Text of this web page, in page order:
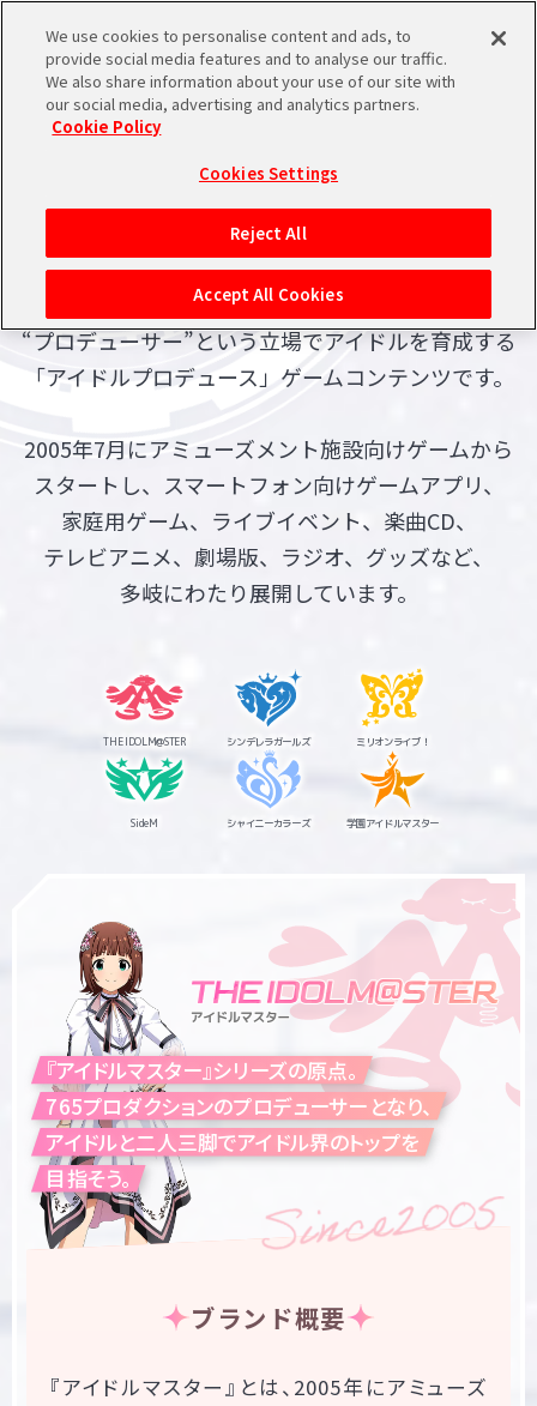
スケジュール 検索
バンダイナムコIDで
アイドルマスター ポータルへの登録について
シリアルコード・
あいことば
活動履歴
閲覧履歴・購入履歴 Pレポ
チェックイン お気に入り
マイスケジュール メモ
マイデスク設定変更 バンダイナムコID Link設定
ABOUT
『アイドルマスター』シリーズは、プレーヤーが
“プロデューサー”という立場でアイドルを育成する
「アイドルプロデュース」ゲームコンテンツです。
2005年7月にアミューズメント施設向けゲームから
スタートし、スマートフォン向けゲームアプリ、
家庭用ゲーム、ライブイベント、楽曲CD、
テレビアニメ、劇場版、ラジオ、グッズなど、
多岐にわたり展開しています。
THE IDOLM@STER シンデレラガールズ ミリオンライブ！
SideM シャイニーカラーズ 学園アイドルマスター
『アイドルマスター』シリーズの原点。
765プロダクションのプロデューサーとなり、
アイドルと二人三脚でアイドル界のトップを
目指そう。
ブランド概要
『アイドルマスター』とは、2005年にアミューズ
We use cookies to personalise content and ads, to
provide social media features and to analyse our traffic.
We also share information about your use of our site with
our social media, advertising and analytics partners.
Cookie Policy
Cookies Settings
Reject All
Accept All Cookies